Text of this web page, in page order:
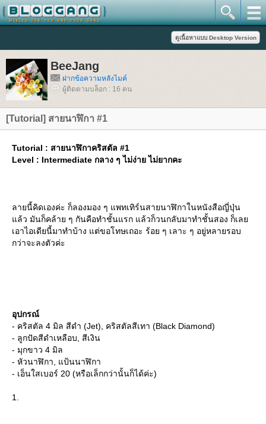
BeeJang
ฝากข้อความหลังไมค์
ผู้ติดตามบล็อก : 16 คน
[Tutorial] สายนาฬิกา #1
Tutorial : สายนาฬิกาคริสตัล #1
Level : Intermediate กลาง ๆ ไม่ง่าย ไม่ยากคะ
ลายนี้คิดเองค่ะ ก็ลองมอง ๆ แพทเทิร์นสายนาฬิกาในหนังสือญี่ปุ่น
ล้ว มันก็คล้าย ๆ กันคือทำชั้นแรก แล้วก็วนกลับมาทำชั้นสอง ก็เล
เอาไอเดียนี้มาทำบ้าง แต่ขอโทษเถอะ ร้อย ๆ เลาะ ๆ อยู่หลายรอบ
กว่าจะลงตัวค่ะ
อุปกรณ์
- คริสตัล 4 มิล สีดำ (Jet), คริสตัลสีเทา (Black Diamond)
- ลูกปัดสีดำเหลือบ, สีเงิน
- มุกขาว 4 มิล
- หัวนาฬิกา, แป้นนาฬิกา
- เอ็นใสเบอร์ 20 (หรือเล็กกว่านั้นก็ได้ค่ะ)
1.